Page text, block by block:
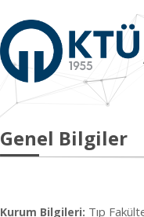
Genel Bilgiler
Kurum Bilgileri: Tıp